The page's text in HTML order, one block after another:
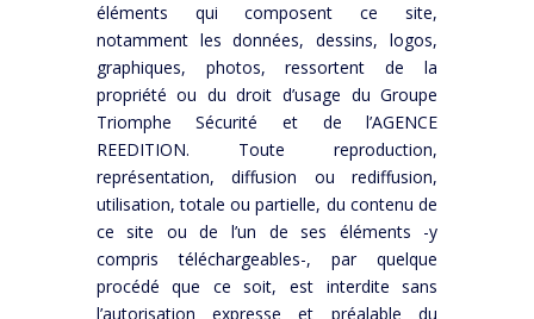
éléments qui composent ce site,
notamment les données, dessins, logos,
graphiques, photos, ressortent de la
propriété ou du droit d’usage du Groupe
Triomphe Sécurité et de l’AGENCE
REEDITION. Toute reproduction,
représentation, diffusion ou rediffusion,
utilisation, totale ou partielle, du contenu de
ce site ou de l’un de ses éléments -y
compris téléchargeables-, par quelque
procédé que ce soit, est interdite sans
l’autorisation expresse et préalable du